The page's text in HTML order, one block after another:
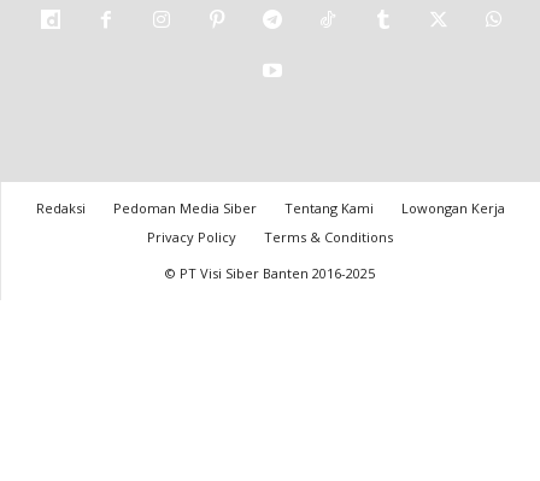
Redaksi Pedoman Media Siber Tentang Kami
Lowongan Kerja
Privacy Policy
Terms & Conditions
© PT Visi Siber Banten 2016-2025